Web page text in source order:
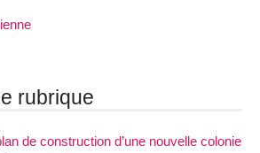
rubrique
de construction d’une nouvelle colonie